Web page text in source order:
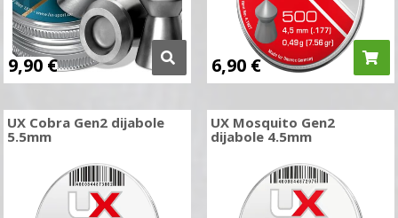
9,90 € 6,90 €
UX Cobra Gen2 dijabole
5.5mm
UX Mosquito Gen2
dijabole 4.5mm